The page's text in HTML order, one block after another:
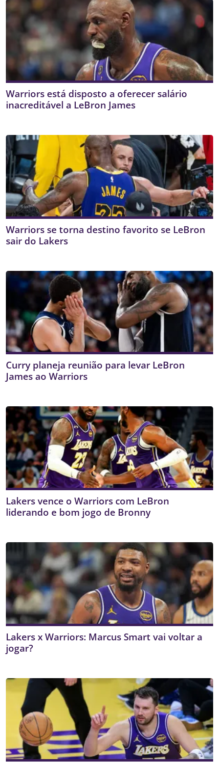
Warriors está disposto a oferecer salário
inacreditável a LeBron James
Warriors se torna destino favorito se LeBron
sair do Lakers
Curry planeja reunião para levar LeBron
James ao Warriors
Lakers vence o Warriors com LeBron
liderando e bom jogo de Bronny
Lakers x Warriors: Marcus Smart vai voltar a
jogar?